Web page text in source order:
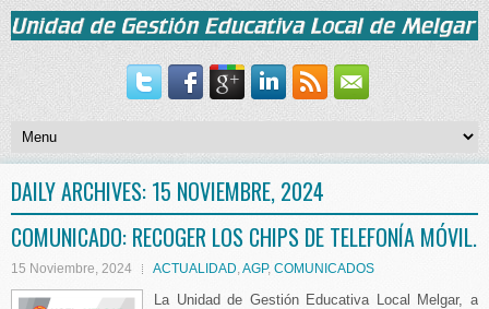
DAILY ARCHIVES: 15 NOVIEMBRE, 2024
COMUNICADO: RECOGER LOS CHIPS DE TELEFONÍA MÓVIL.
15 Noviembre, 2024 ACTUALIDAD,AGP, COMUNICADOS
La Unidad de Gestión Educativa Local Melgar, a